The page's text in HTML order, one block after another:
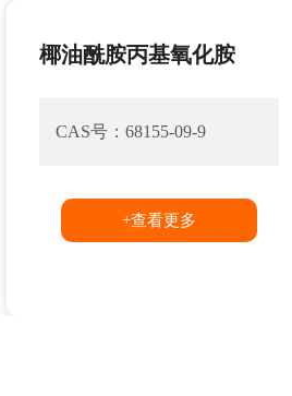
椰油酰胺丙基氧化胺
CAS号：68155-09-9
+查看更多